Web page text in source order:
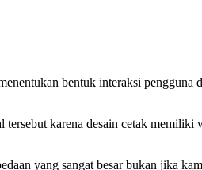
bentuk interaksi pengguna
karena desain cetak
yang sangat besar bukan jika